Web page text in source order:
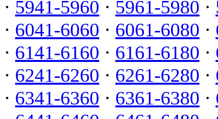
· 5941-5960 · 5961-5980 ·
· 6041-6060 · 6061-6080 ·
· 6141-6160 · 6161-6180 ·
· 6241-6260 · 6261-6280 ·
· 6341-6360 · 6361-6380 ·